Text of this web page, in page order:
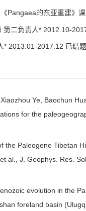
Pangaea的东亚重建》
第二负责人* 2012.10-
* 2013.01-2017.12 已结题
Ye, Baochun
for the
the Paleogene Tibetan
al., J. Geophys. Res.
evolution in the
foreland basin